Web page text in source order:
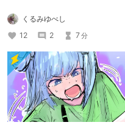
くるみゆべし
12
2 7分